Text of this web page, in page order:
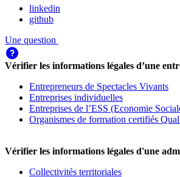
linkedin
github
Une question
Vérifier les informations légales d’une
Entrepreneurs de Spectacles Vivants
Entreprises individuelles
Entreprises de l’ESS (Economie
Organismes de formation certifiés
Vérifier les informations légales d'une
Collectivités territoriales